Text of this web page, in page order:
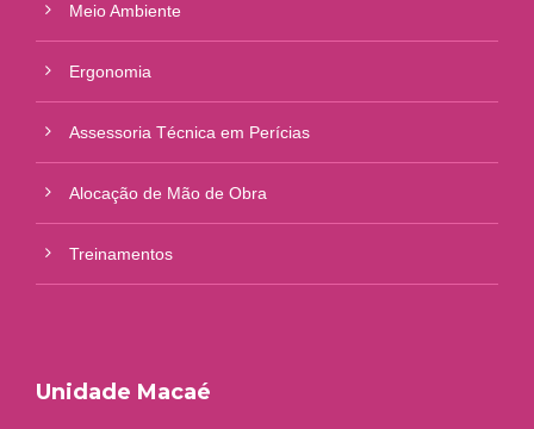
Meio Ambiente
Ergonomia
Assessoria Técnica em Perícias
Alocação de Mão de Obra
Treinamentos
Unidade Macaé